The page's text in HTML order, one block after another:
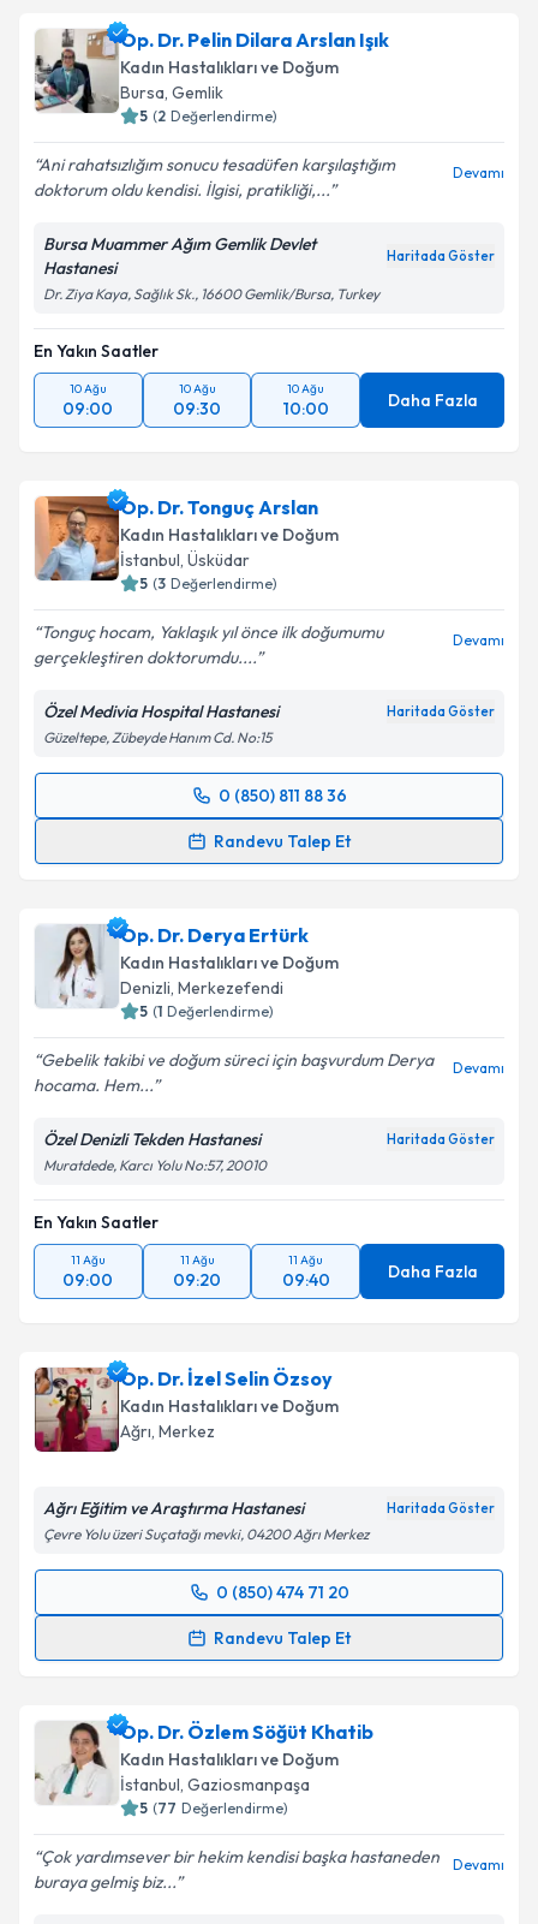
Op. Dr. Pelin Dilara Arslan Işık
Kadın Hastalıkları ve Doğum
Bursa, Gemlik
5 (2 Değerlendirme)
Ani rahatsızlığım sonucu tesadüfen karşılaştığım
doktorum oldu kendisi. İlgisi, pratikliği,...
Devamı
Bursa Muammer Ağım Gemlik Devlet
Hastanesi
Haritada Göster
Dr. Ziya Kaya, Sağlık Sk., 16600 Gemlik/Bursa, Turkey
En Yakın Saatler
10 Ağu
09:00
10 Ağu
09:30
10 Ağu
10:00 Daha Fazla
Op. Dr. Tonguç Arslan
Kadın Hastalıkları ve Doğum
İstanbul, Üsküdar
5 (3 Değerlendirme)
Tonguç hocam, Yaklaşık yıl önce ilk doğumumu
gerçekleştiren doktorumdu....
Devamı
Özel Medivia Hospital Hastanesi Haritada Göster
Güzeltepe, Zübeyde Hanım Cd. No:15
0 (850) 811 88 36
Randevu Talep Et
Randevu Takvimi Talebi
takvim hazırlandığında e-posta ile bilgilendireceğiz.
E-posta Adresiniz
kapsamda işlenmesini kabul ediyorum.
Op. Dr. Derya Ertürk
Kadın Hastalıkları ve Doğum
Denizli, Merkezefendi
5 (1 Değerlendirme)
Gebelik takibi ve doğum süreci için başvurdum Derya
hocama. Hem...
Devamı
Özel Denizli Tekden Hastanesi Haritada Göster
Muratdede, Karcı Yolu No:57, 20010
En Yakın Saatler
11 Ağu
09:00
11 Ağu
09:20
11 Ağu
09:40 Daha Fazla
Op. Dr. İzel Selin Özsoy
Kadın Hastalıkları ve Doğum
Ağrı, Merkez
Ağrı Eğitim ve Araştırma Hastanesi Haritada Göster
Çevre Yolu üzeri Suçatağı mevki, 04200 Ağrı Merkez
0 (850) 474 71 20
Randevu Talep Et
Randevu Takvimi Talebi
takvim hazırlandığında e-posta ile bilgilendireceğiz.
E-posta Adresiniz
Kişisel verilerimin işlenmesine ilişkin
Op. Dr. Özlem Söğüt Khatib
Kadın Hastalıkları ve Doğum
İstanbul, Gaziosmanpaşa
5 (77 Değerlendirme)
Çok yardımsever bir hekim kendisi başka hastaneden
buraya gelmiş biz...
Devamı